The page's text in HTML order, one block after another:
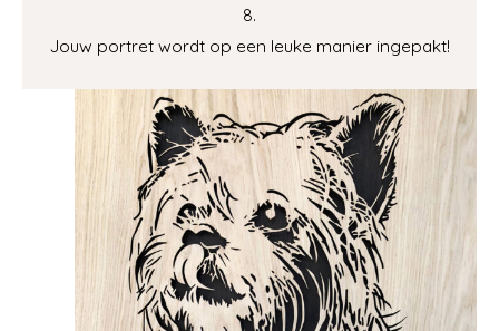
8.
Jouw portret wordt op een leuke manier ingepakt!